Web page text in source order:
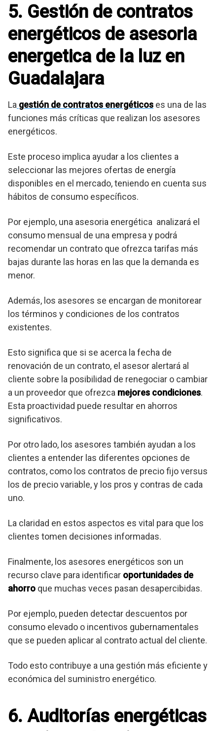
5. Gestión de contratos
energéticos de asesoria
energetica de la luz en
Guadalajara
La gestión de contratos energéticos es una de las
funciones más críticas que realizan los asesores
energéticos.
Este proceso implica ayudar a los clientes a
seleccionar las mejores ofertas de energía
disponibles en el mercado, teniendo en cuenta sus
hábitos de consumo específicos.
Por ejemplo, una asesoria energética analizará el
consumo mensual de una empresa y podrá
recomendar un contrato que ofrezca tarifas más
bajas durante las horas en las que la demanda es
menor.
Además, los asesores se encargan de monitorear
los términos y condiciones de los contratos
existentes.
Esto significa que si se acerca la fecha de
renovación de un contrato, el asesor alertará al
cliente sobre la posibilidad de renegociar o cambiar
a un proveedor que ofrezca mejores condiciones.
Esta proactividad puede resultar en ahorros
significativos.
Por otro lado, los asesores también ayudan a los
clientes a entender las diferentes opciones de
contratos, como los contratos de precio fijo versus
los de precio variable, y los pros y contras de cada
uno.
La claridad en estos aspectos es vital para que los
clientes tomen decisiones informadas.
Finalmente, los asesores energéticos son un
recurso clave para identificar oportunidades de
ahorro que muchas veces pasan desapercibidas.
Por ejemplo, pueden detectar descuentos por
consumo elevado o incentivos gubernamentales
que se pueden aplicar al contrato actual del cliente.
Todo esto contribuye a una gestión más eficiente y
económica del suministro energético.
6. Auditorías energéticas